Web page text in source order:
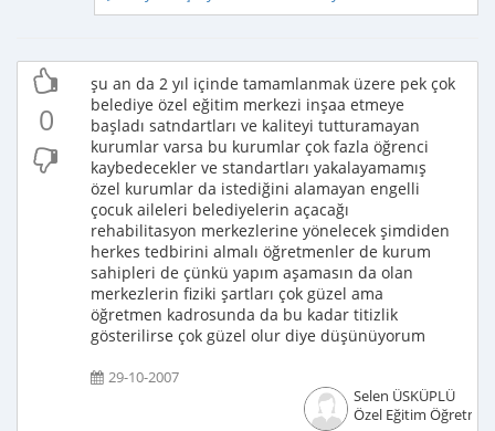
0
şu an da 2 yıl içinde tamamlanmak üzere pek çok
belediye özel eğitim merkezi inşaa etmeye
başladı satndartları ve kaliteyi tutturamayan
kurumlar varsa bu kurumlar çok fazla öğrenci
kaybedecekler ve standartları yakalayamamış
özel kurumlar da istediğini alamayan engelli
çocuk aileleri belediyelerin açacağı
rehabilitasyon merkezlerine yönelecek şimdiden
herkes tedbirini almalı öğretmenler de kurum
sahipleri de çünkü yapım aşamasın da olan
merkezlerin fiziki şartları çok güzel ama
öğretmen kadrosunda da bu kadar titizlik
gösterilirse çok güzel olur diye düşünüyorum
29-10-2007
Selen ÜSKÜPLÜ
Özel Eğitim